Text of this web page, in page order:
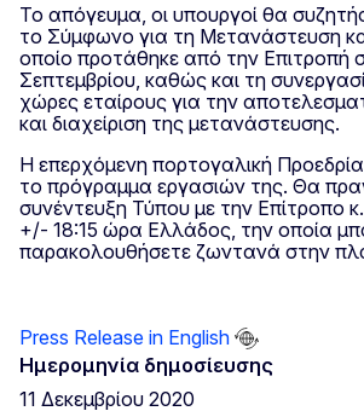
Το απόγευμα, οι υπουργοί θα
το Σύμφωνο για τη Μετανάστευση
οποίο προτάθηκε από την Επιτροπή
Σεπτεμβρίου, καθώς και τη
χώρες εταίρους για την
και διαχείριση της μετανάστευσης.
Η επερχόμενη πορτογαλική
το πρόγραμμα εργασιών της. Θα
συνέντευξη Τύπου με την Επίτροπο κ.
+/- 18:15 ώρα Ελλάδος, την οποία
παρακολουθήσετε ζωντανά στην
Press Release in English
Ημερομηνία δημοσίευσης
11 Δεκεμβρίου 2020